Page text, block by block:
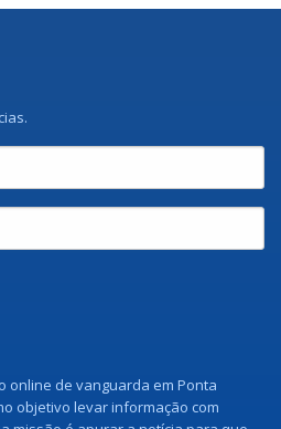
online de vanguarda em Ponta
objetivo levar informação com